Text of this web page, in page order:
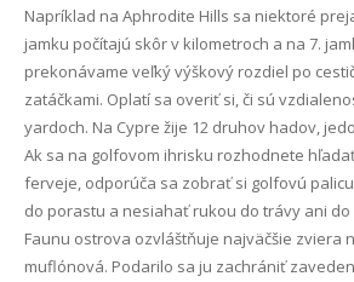
Napríklad na Aphrodite Hills sa niektoré
jamku počítajú skôr v kilometroch a na 7.
prekonávame veľký výškový rozdiel po
zatáčkami. Oplatí sa overiť si, či sú
yardoch. Na Cypre žije 12 druhov hadov,
Ak sa na golfovom ihrisku rozhodnete
ferveje, odporúča sa zobrať si golfovú
do porastu a nesiahať rukou do trávy ani do
Faunu ostrova ozvláštňuje najväčšie zviera
muflónová. Podarilo sa ju zachrániť